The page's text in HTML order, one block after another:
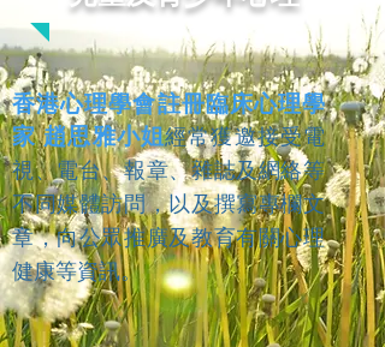
香港心理學會註冊臨床心理學
家 趙思雅小姐經常獲邀接受電
視、電台、報章、雜誌及網絡等
不同媒體訪問，以及撰寫專欄文
章，向公眾推廣及教育有關心理
健康等資訊。